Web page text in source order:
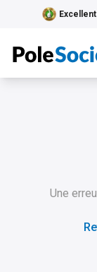
Excellent
Une